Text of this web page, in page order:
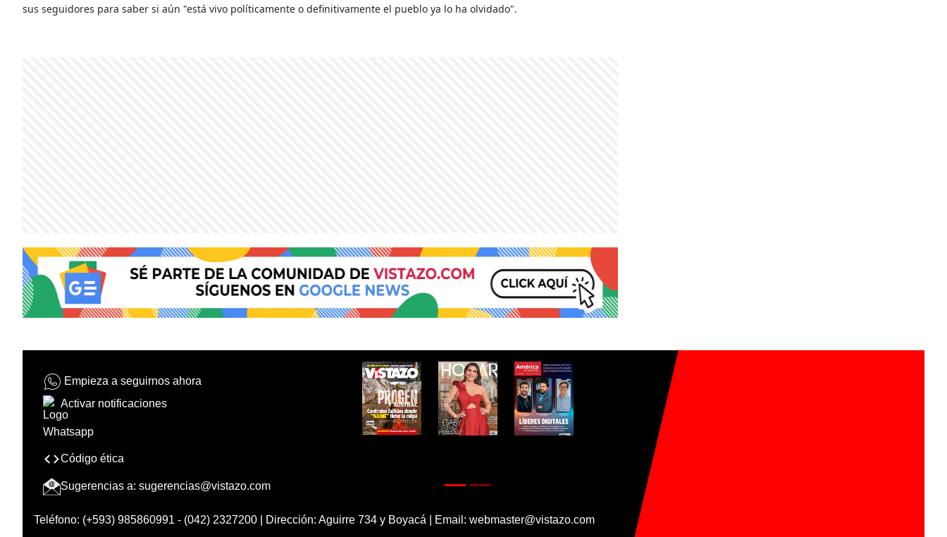
sus seguidores para saber si aún "está vivo políticamente o definitivamente el pueblo ya lo ha olvidado".
Empieza a seguirnos ahora
Activar notificaciones
Código ética
Sugerencias a: sugerencias@vistazo.com
Teléfono: (+593) 985860991 - (042) 2327200 | Dirección: Aguirre 734 y Boyacá | Email: webmaster@vistazo.com